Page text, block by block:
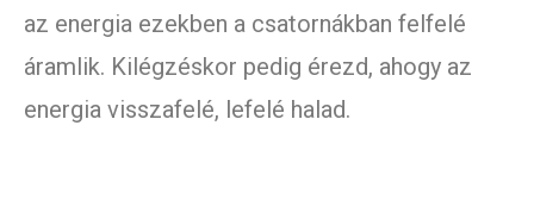
az energia ezekben a csatornákban felfelé
áramlik. Kilégzéskor pedig érezd, ahogy az
energia visszafelé, lefelé halad.